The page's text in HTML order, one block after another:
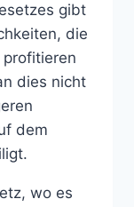
gibt
die
dies nicht
dem
wo es